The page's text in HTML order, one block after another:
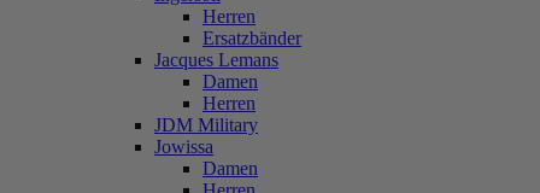
Herren
Ersatzbänder
Jacques Lemans
Damen
Herren
JDM Military
Jowissa
Damen